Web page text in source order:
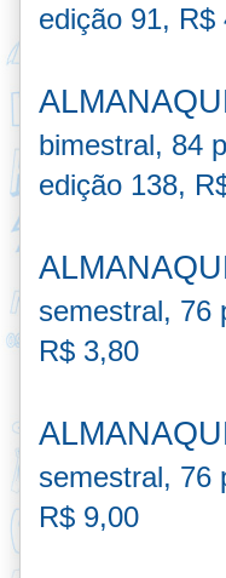
edição 91, R$
bimestral, 84
edição 138,
semestral, 76
R$ 3,80
semestral, 76
R$ 9,00